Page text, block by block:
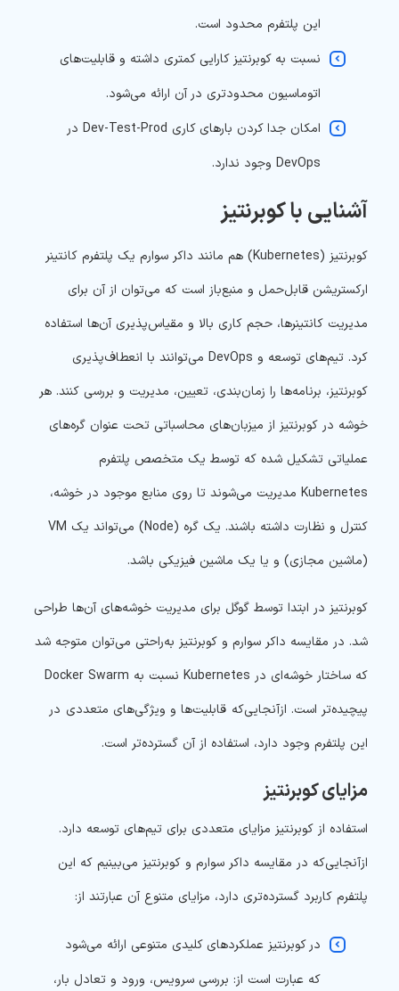
این پلتفرم محدود است.
نسبت به کوبرنتیز کارایی کمتری داشته و قابلیت‌های
اتوماسیون محدودتری در آن ارائه می‌شود.
امکان جدا کردن بارهای کاری Dev-Test-Prod در
DevOps وجود ندارد.
آشنایی با کوبرنتیز
کوبرنتیز (Kubernetes) هم مانند داکر سوارم یک پلتفرم کانتینر
ارکستریشن قابل‌حمل و منبع‌باز است که می‌توان از آن برای
مدیریت کانتینرها، حجم کاری بالا و مقیاس‌پذیری آن‌ها استفاده
کرد. تیم‌های توسعه و DevOps می‌توانند با انعطاف‌‌پذیری
کوبرنتیز، برنامه‌ها را زمان‌بندی، تعیین، مدیریت و بررسی کنند. هر
خوشه در کوبرنتیز از میزبان‌های محاسباتی تحت عنوان گره‌های
عملیاتی تشکیل شده که توسط یک متخصص پلتفرم
Kubernetes مدیریت می‌شوند تا روی منابع موجود در خوشه،
کنترل و نظارت داشته باشند. یک گره (Node) می‌تواند یک VM
(ماشین مجازی) و یا یک ماشین فیزیکی باشد.
کوبرنتیز در ابتدا توسط گوگل برای مدیریت خوشه‌های آن‌ها طراحی
شد. در مقایسه داکر سوارم و کوبرنتیز به‌راحتی می‌توان متوجه شد
که ساختار خوشه‌ای در Kubernetes نسبت به Docker Swarm
پیچیده‌تر است. ازآنجایی‌که قابلیت‌ها و ویژگی‌های متعددی در
این پلتفرم وجود دارد، استفاده از آن گسترده‌تر است.
مزایای کوبرنتیز
استفاده از کوبرنتیز مزایای متعددی برای تیم‌های توسعه دارد.
ازآنجایی‌که در مقایسه داکر سوارم و کوبرنتیز می‌بینیم که این
پلتفرم کاربرد گسترده‌تری دارد، مزایای متنوع آن عبارتند از:
در کوبرنتیز عملکردهای کلیدی متنوعی ارائه می‌شود
که عبارت است از: بررسی سرویس، ورود و تعادل بار،